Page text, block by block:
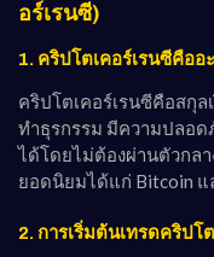
อร์เรนซี)
1. คริปโตเคอร์เรนซีคืออ
คริปโตเคอร์เรนซีคือสกุ
ทำธุรกรรม มีความปลอด
ได้โดยไม่ต้องผ่านตัวกลา
ยอดนิยมได้แก่ Bitcoin แ
2. การเริ่มต้นเทรดคริปโ